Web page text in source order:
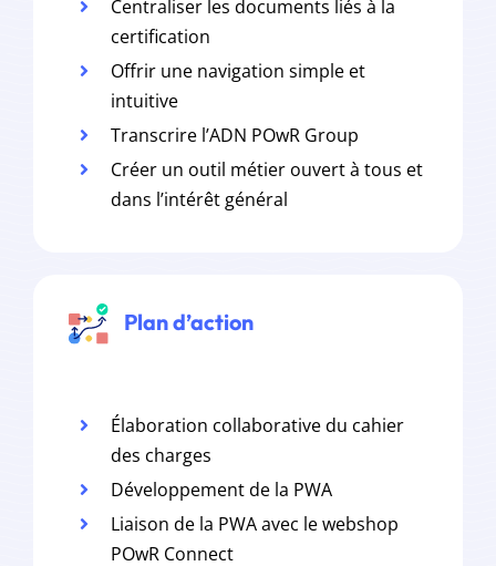
Centraliser les documents liés à la
certification
Offrir une navigation simple et
intuitive
Transcrire l’ADN POwR Group
Créer un outil métier ouvert à tous et
dans l’intérêt général
Plan d’action
Élaboration collaborative du cahier
des charges
Développement de la PWA
Liaison de la PWA avec le webshop
POwR Connect